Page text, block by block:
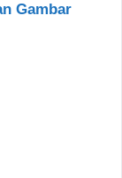
Gambar